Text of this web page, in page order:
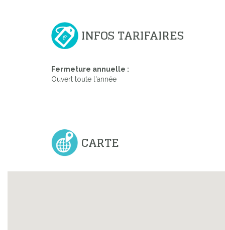
INFOS TARIFAIRES
Fermeture annuelle :
Ouvert toute l'année
CARTE